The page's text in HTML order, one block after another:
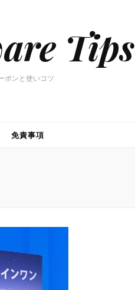
Tips
ポンと使いコツ
免責事項